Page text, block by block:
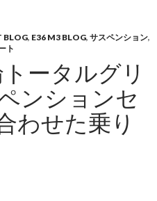
BLOG, E36 M3 BLOG, サスペンション,
ト
ータルグリ
ンションセ
わせた乗り